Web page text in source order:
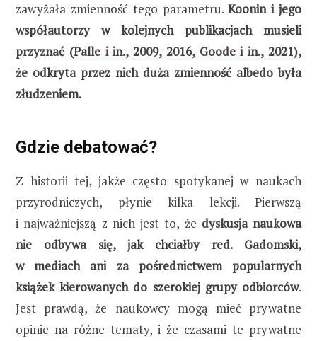
zawyżała zmienność tego parametru.Koonin i jego
współautorzy w kolejnych publikacjach musieli
przyznać (Palle i in., 2009, 2016, Goode i in., 2021),
że odkryta przez nich duża zmienność albedo była
złudzeniem.
Gdzie debatować?
Z historii tej, jakże często spotykanej w naukach
przyrodniczych, płynie kilka lekcji. Pierwszą
i najważniejszą z nich jest to, że dyskusja naukowa
nie odbywa się, jak chciałby red. Gadomski,
w mediach ani za pośrednictwem popularnych
książek kierowanych do szerokiej grupy odbiorców.
Jest prawdą, że naukowcy mogą mieć prywatne
opinie na różne tematy, i że czasami te prywatne